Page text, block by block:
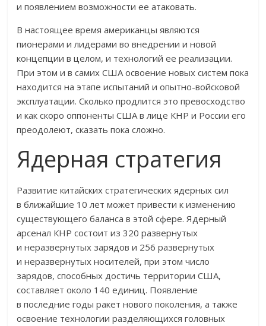
и появлением возможности ее атаковать.
В настоящее время американцы являются
пионерами и лидерами во внедрении и новой
концепции в целом, и технологий ее реализации.
При этом и в самих США освоение новых систем пока
находится на этапе испытаний и опытно-войсковой
эксплуатации. Сколько продлится это превосходство
и как скоро оппоненты США в лице КНР и России его
преодолеют, сказать пока сложно.
Ядерная стратегия
Развитие китайских стратегических ядерных сил
в ближайшие 10 лет может привести к изменению
существующего баланса в этой сфере. Ядерный
арсенал КНР состоит из 320 развернутых
и неразвернутых зарядов и 256 развернутых
и неразвернутых носителей, при этом число
зарядов, способных достичь территории США,
составляет около 140 единиц. Появление
в последние годы ракет нового поколения, а также
освоение технологии разделяющихся головных